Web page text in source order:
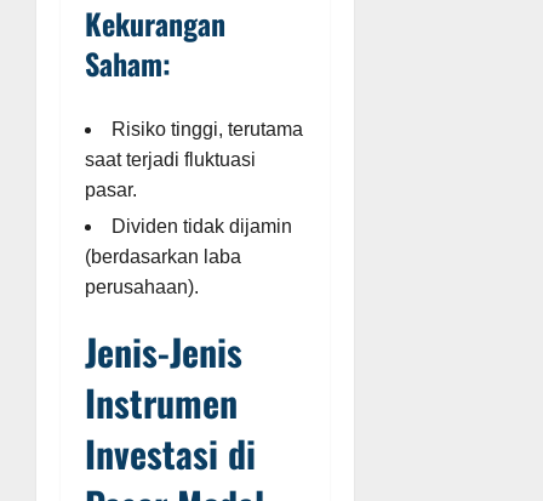
Kekurangan
Saham:
Risiko tinggi, terutama
saat terjadi fluktuasi
pasar.
Dividen tidak dijamin
(berdasarkan laba
perusahaan).
Jenis-Jenis
Instrumen
Investasi di